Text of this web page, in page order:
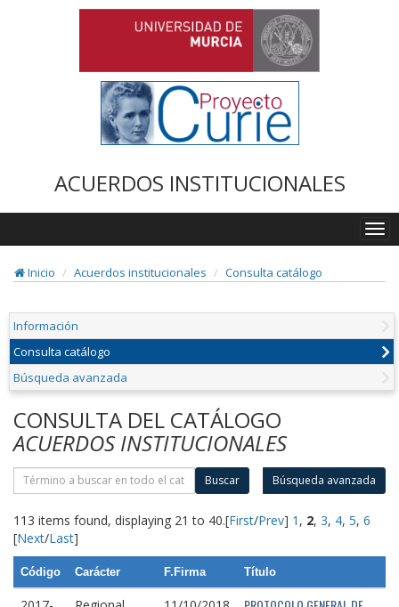
ACUERDOS INSTITUCIONALES
Inicio
Acuerdos institucionales Consulta catálogo
Información
Consulta catálogo
Búsqueda avanzada
CONSULTA DEL CATÁLOGO
ACUERDOS INSTITUCIONALES
Buscar Búsqueda avanzada
113 items found, displaying 21 to 40.[First/Prev] 1 , 2, 3, 4, 5, 6
[Next/Last]
Código Carácter F.Firma Título